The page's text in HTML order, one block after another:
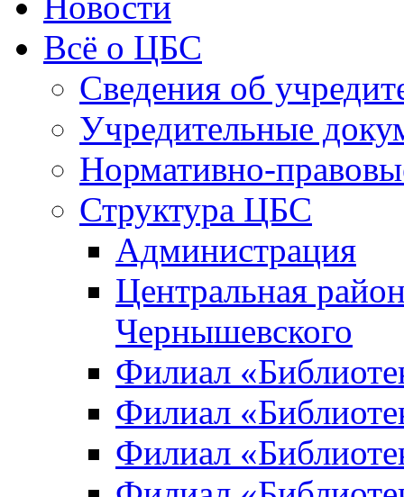
Всё о ЦБС
Сведения об
Учредительные
Нормативно-
Структура ЦБС
Администрация
Центральная
Чернышевского
Филиал
Филиал
Филиал